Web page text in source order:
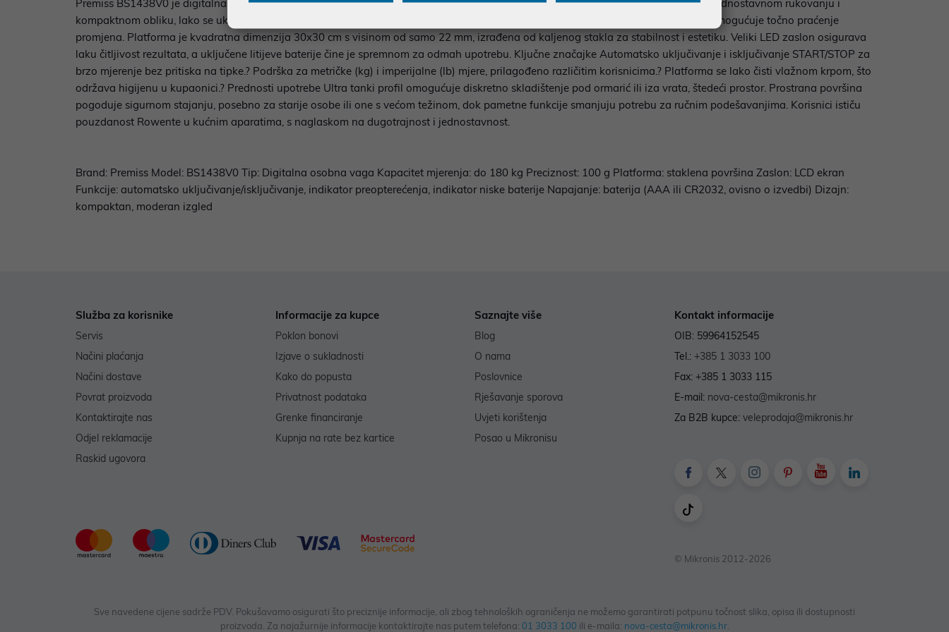
Premiss BS1438V0 je digitalna osobna vaga modernog dizajna. Namijenjena je preciznom mjerenju tjelesne težine, a zahvaljujući jednostavnom rukovanju i
kompaktnom obliku, lako se uklapa u svako kućanstvo. Vaga podržava maksimalnu težinu do 150 kg s preciznošću od 100 g, što omogućuje točno praćenje
promjena. Platforma je kvadratna dimenzija 30x30 cm s visinom od samo 22 mm, izrađena od kaljenog stakla za stabilnost i estetiku. Veliki LED zaslon osigurava
laku čitljivost rezultata, a uključene litijeve baterije čine je spremnom za odmah upotrebu. Ključne značajke Automatsko uključivanje i isključivanje START/STOP za
brzo mjerenje bez pritiska na tipke.? Podrška za metričke (kg) i imperijalne (lb) mjere, prilagođeno različitim korisnicima.? Platforma se lako čisti vlažnom krpom, što
održava higijenu u kupaonici.? Prednosti upotrebe Ultra tanki profil omogućuje diskretno skladištenje pod ormarić ili iza vrata, štedeći prostor. Prostrana površina
pogoduje sigurnom stajanju, posebno za starije osobe ili one s većom težinom, dok pametne funkcije smanjuju potrebu za ručnim podešavanjima. Korisnici ističu
pouzdanost Rowente u kućnim aparatima, s naglaskom na dugotrajnost i jednostavnost.
Brand: Premiss Model: BS1438V0 Tip: Digitalna osobna vaga Kapacitet mjerenja: do 180 kg Preciznost: 100 g Platforma: staklena površina Zaslon: LCD ekran
Funkcije: automatsko uključivanje/isključivanje, indikator preopterećenja, indikator niske baterije Napajanje: baterija (AAA ili CR2032, ovisno o izvedbi) Dizajn:
kompaktan, moderan izgled
Služba za korisnike
Servis
Načini plaćanja
Načini dostave
Povrat proizvoda
Kontaktirajte nas
Odjel reklamacije
Raskid ugovora
Informacije za kupce
Poklon bonovi
Izjave o sukladnosti
Kako do popusta
Privatnost podataka
Grenke financiranje
Kupnja na rate bez kartice
Saznajte više
Blog
O nama
Poslovnice
Rješavanje sporova
Uvjeti korištenja
Posao u Mikronisu
Kontakt informacije
OIB: 59964152545
Tel.: +385 1 3033 100
Fax: +385 1 3033 115
E-mail: nova-cesta@mikronis.hr
Za B2B kupce: veleprodaja@mikronis.hr
© Mikronis 2012-2026
Sve navedene cijene sadrže PDV. Pokušavamo osigurati što preciznije informacije, ali zbog tehnoloških ograničenja ne možemo garantirati potpunu točnost slika, opisa ili dostupnosti
proizvoda. Za najažurnije informacije kontaktirajte nas putem telefona: 01 3033 100 ili e-maila: nova-cesta@mikronis.hr.